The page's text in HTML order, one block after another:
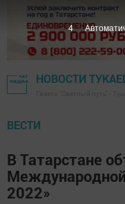
НОВОСТИ
ВЕСТИ
В Татарстане
2022»
3